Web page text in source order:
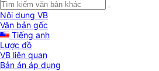
Nội dung VB
Văn bản gốc
Tiếng anh
Lược đồ
VB liên quan
Bản án áp dụng